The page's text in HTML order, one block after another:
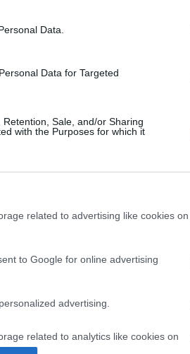
Data.
Data for Targeted
Sale, and/or Sharing
with the Purposes for which it
related to advertising like cookies on
to Google for online advertising
advertising.
related to analytics like cookies on